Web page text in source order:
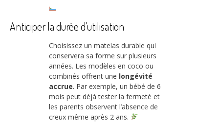
Anticiper la durée d’utilisation
Choisissez un matelas durable qui
conservera sa forme sur plusieurs
années. Les modèles en coco ou
combinés offrent une longévité
accrue. Par exemple, un bébé de 6
mois peut déjà tester la fermeté et
les parents observent l’absence de
creux même après 2 ans.